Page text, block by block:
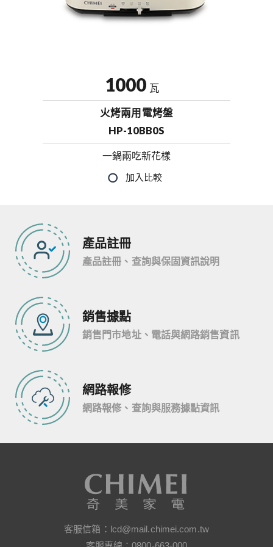
1000 瓦
火烤兩用電烤盤
HP-10BB0S
一鍋兩吃新花樣
產品註冊
產品註冊、查詢與保固資訊說明
銷售據點
銷售門市地址、電話與網路銷售資訊
網路報修
網路報修、查詢與服務據點資訊
客服信箱： lcd@mail.chimei.com.tw